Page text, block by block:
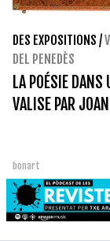
DES EXPOSITIONS /
DEL PENEDÈS
LA POÉSIE DANS
VALISE PAR
bonart